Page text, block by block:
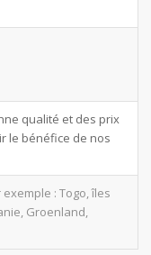
qualité et des prix
le bénéfice de nos
: Togo, îles
Groenland,